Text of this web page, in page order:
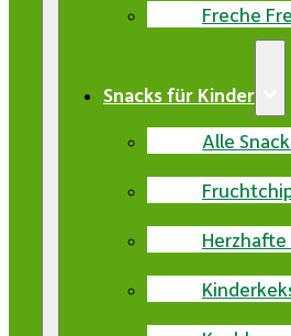
Freche
Snacks für Kinder
Alle
Herzhafte